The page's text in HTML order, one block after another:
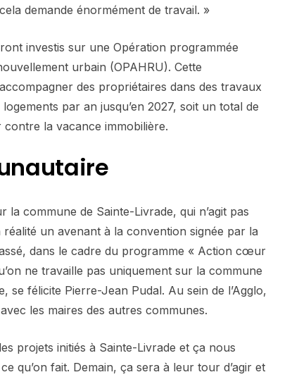
demande énormément de travail. »
investis sur une Opération programmée
urbain (OPAHRU). Cette
des propriétaires dans des travaux
par an jusqu’en 2027, soit un total de
contre la vacance immobilière.
la commune de Sainte-Livrade, qui n’agit pas
réalité un avenant à la convention signée par la
dans le cadre du programme « Action cœur
ne travaille pas uniquement sur la commune
se félicite Pierre-Jean Pudal. Au sein de l’Agglo,
les maires des autres communes.
projets initiés à Sainte-Livrade et ça nous
qu’on fait. Demain, ça sera à leur tour d’agir et